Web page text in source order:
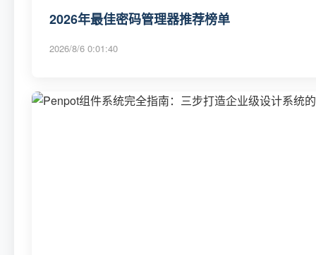
2026年最佳密码管理器推荐榜单
2026/8/6 0:01:40